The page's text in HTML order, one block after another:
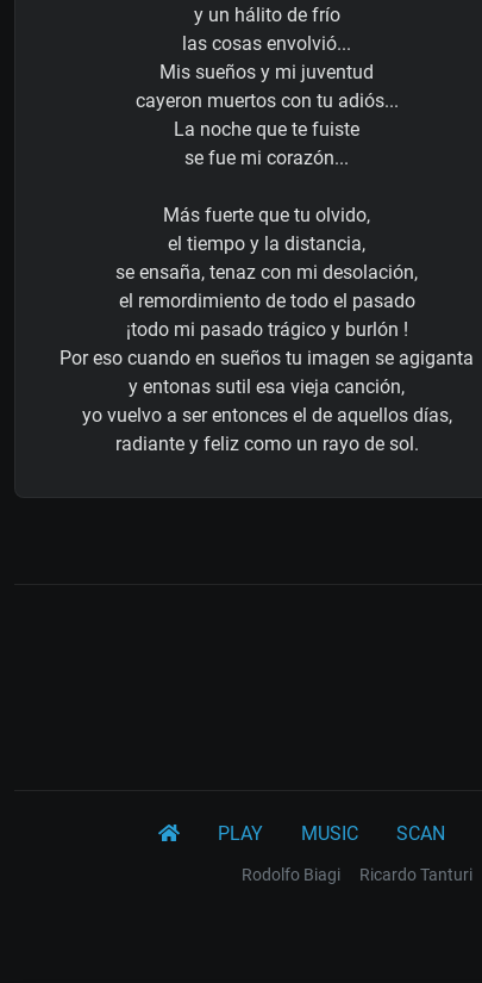
y un hálito de frío
las cosas envolvió...
Mis sueños y mi juventud
cayeron muertos con tu adiós...
La noche que te fuiste
se fue mi corazón...
Más fuerte que tu olvido,
el tiempo y la distancia,
se ensaña, tenaz con mi desolación,
el remordimiento de todo el pasado
¡todo mi pasado trágico y burlón !
Por eso cuando en sueños tu imagen se agiganta
y entonas sutil esa vieja canción,
yo vuelvo a ser entonces el de aquellos días,
radiante y feliz como un rayo de sol.
PLAY MUSIC SCAN
Rodolfo Biagi Ricardo Tanturi